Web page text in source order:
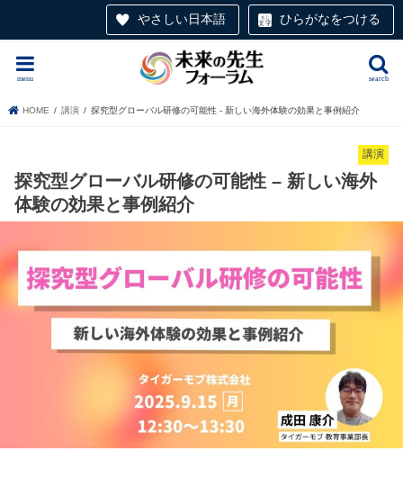
やさしい日本語 ひらがなをつける
search
menu
HOME 講演 探究型グローバル研修の可能性 - 新しい海外体験の効果と事例紹介
講演
探究型グローバル研修の可能性 – 新しい海外
体験の効果と事例紹介